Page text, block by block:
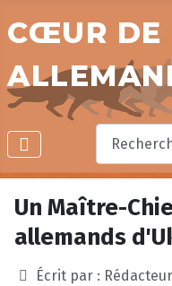
CŒUR DE
Rechercher
Un Maître-
allemands
Écrit par :